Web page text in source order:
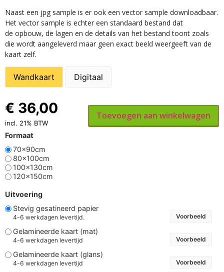
Naast een jpg sample is er ook een vector sample downloadbaar.
Het vector sample is echter een standaard bestand dat
de opbouw, de lagen en de details van het bestand toont zoals
die wordt aangeleverd maar geen exact beeld weergeeft van de
kaart zelf.
Wandkaart Digitaal
Formaat
70x90cm
80x100cm
100x130cm
120x150cm
Uitvoering
Stevig gesatineerd papier
4-6 werkdagen levertijd. Voorbeeld
Gelamineerde kaart (mat)
4-6 werkdagen levertijd Voorbeeld
Gelamineerde kaart (glans)
4-6 werkdagen levertijd Voorbeeld
€ 36,00
incl. 21% BTW
Toevoegen aan winkelwagen